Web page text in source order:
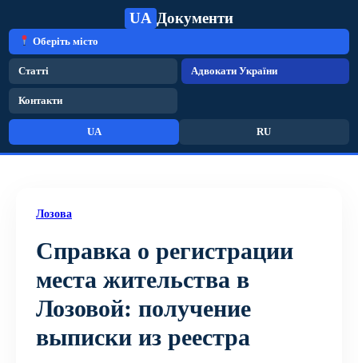
UA Документи
Оберіть місто
Статті Адвокати України
Контакти
UA RU
Лозова
Справка о регистрации
места жительства в
Лозовой: получение
выписки из реестра